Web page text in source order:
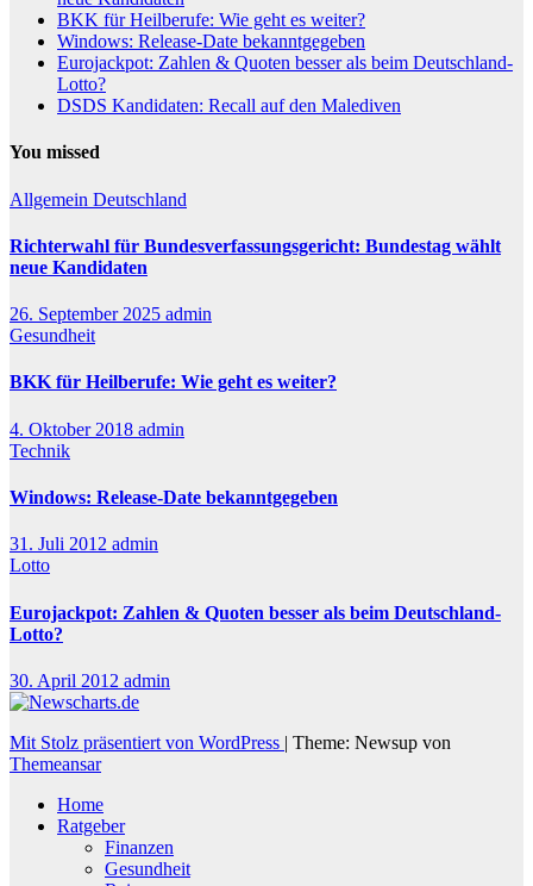
BKK für Heilberufe: Wie geht es weiter?
Windows: Release-Date bekanntgegeben
Eurojackpot: Zahlen & Quoten besser als beim Deutschland-
Lotto?
DSDS Kandidaten: Recall auf den Malediven
You missed
Allgemein Deutschland
Richterwahl für Bundesverfassungsgericht: Bundestag wählt
neue Kandidaten
26. September 2025 admin
Gesundheit
BKK für Heilberufe: Wie geht es weiter?
4. Oktober 2018 admin
Technik
Windows: Release-Date bekanntgegeben
31. Juli 2012 admin
Lotto
Eurojackpot: Zahlen & Quoten besser als beim Deutschland-
Lotto?
30. April 2012 admin
Mit Stolz präsentiert von WordPress | Theme: Newsup von
Themeansar
Home
Ratgeber
Finanzen
Gesundheit